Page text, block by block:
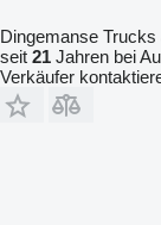
Dingemanse Trucks
seit 21 Jahren bei
Verkäufer